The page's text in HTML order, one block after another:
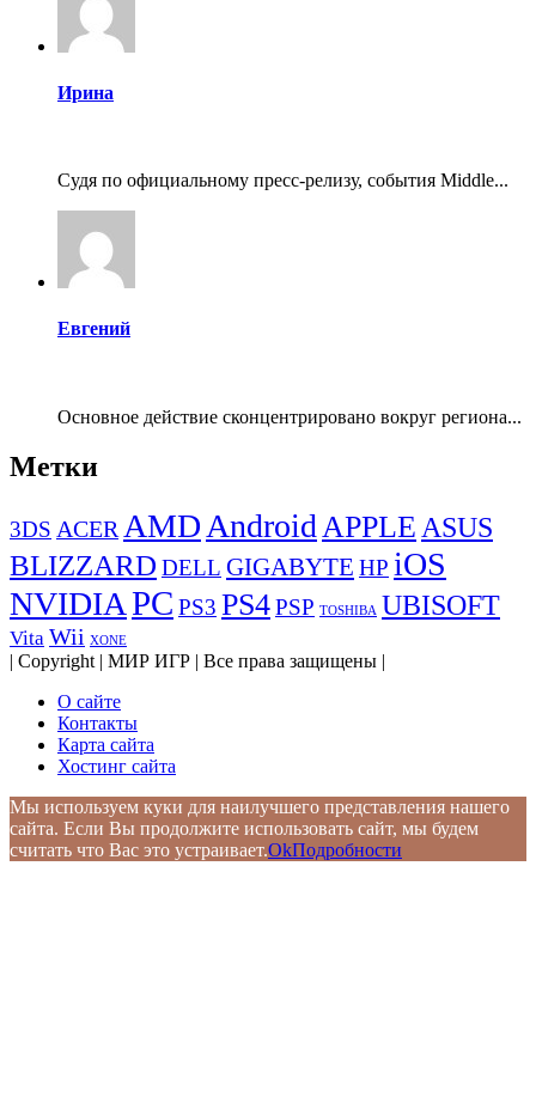
Ирина
Судя по официальному пресс-релизу, события Middle...
Евгений
Основное действие сконцентрировано вокруг региона...
Метки
3DS ACER AMDAndroidAPPLEASUS
BLIZZARD DELL GIGABYTE HP iOS
NVIDIAPC PS3 PS4PSP TOSHIBA UBISOFT
Vita Wii XONE
| Copyright | МИР ИГР | Все права защищены |
О сайте
Контакты
Карта сайта
Хостинг сайта
Мы используем куки для наилучшего представления нашего
сайта. Если Вы продолжите использовать сайт, мы будем
считать что Вас это устраивает.OkПодробности